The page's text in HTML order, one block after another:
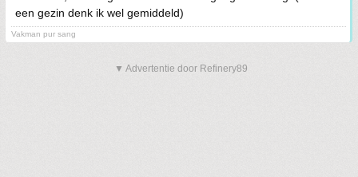
een gezin denk ik wel gemiddeld)
Vakman pur sang
▼ Advertentie door Refinery89